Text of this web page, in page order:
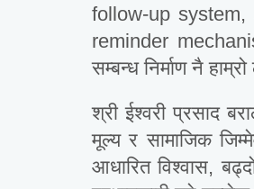
follow-up system,
reminder
सम्बन्ध निर्माण नै
श्री ईश्वरी प्रसाद
मूल्य र सामाजिक
आधारित विश्वास,